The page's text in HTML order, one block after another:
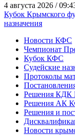
4 августа 2026 /
Кубок Крымского
назначения
Новости КФС
Чемпионат
Кубок КФС
Судейские
Протоколы
Решения
Решения АК
Решения и
Новости